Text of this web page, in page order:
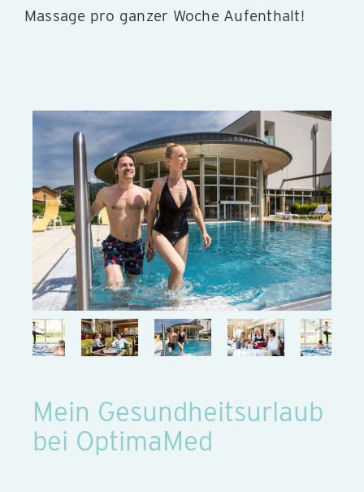
Massage pro ganzer Woche Aufenthalt!
Mein Gesundheitsurlaub
bei OptimaMed